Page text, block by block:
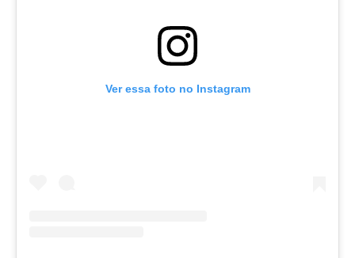
Ver essa foto no Instagram